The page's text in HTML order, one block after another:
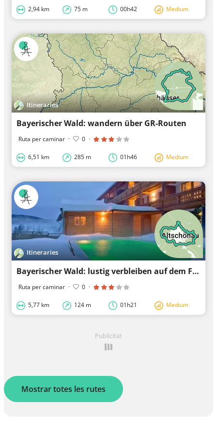
2,94 km 75 m 00h42 Medium
Itineraries
Bayerischer Wald: wandern über GR-Routen
Ruta per caminar · 0 ·
6,51 km 285 m 01h46 Medium
Itineraries
Bayerischer Wald: lustig verbleiben auf dem Fahrrad
Ruta per caminar · 0 ·
5,77 km 124 m 01h21 Medium
Publicitat
Mostrar totes les rutes